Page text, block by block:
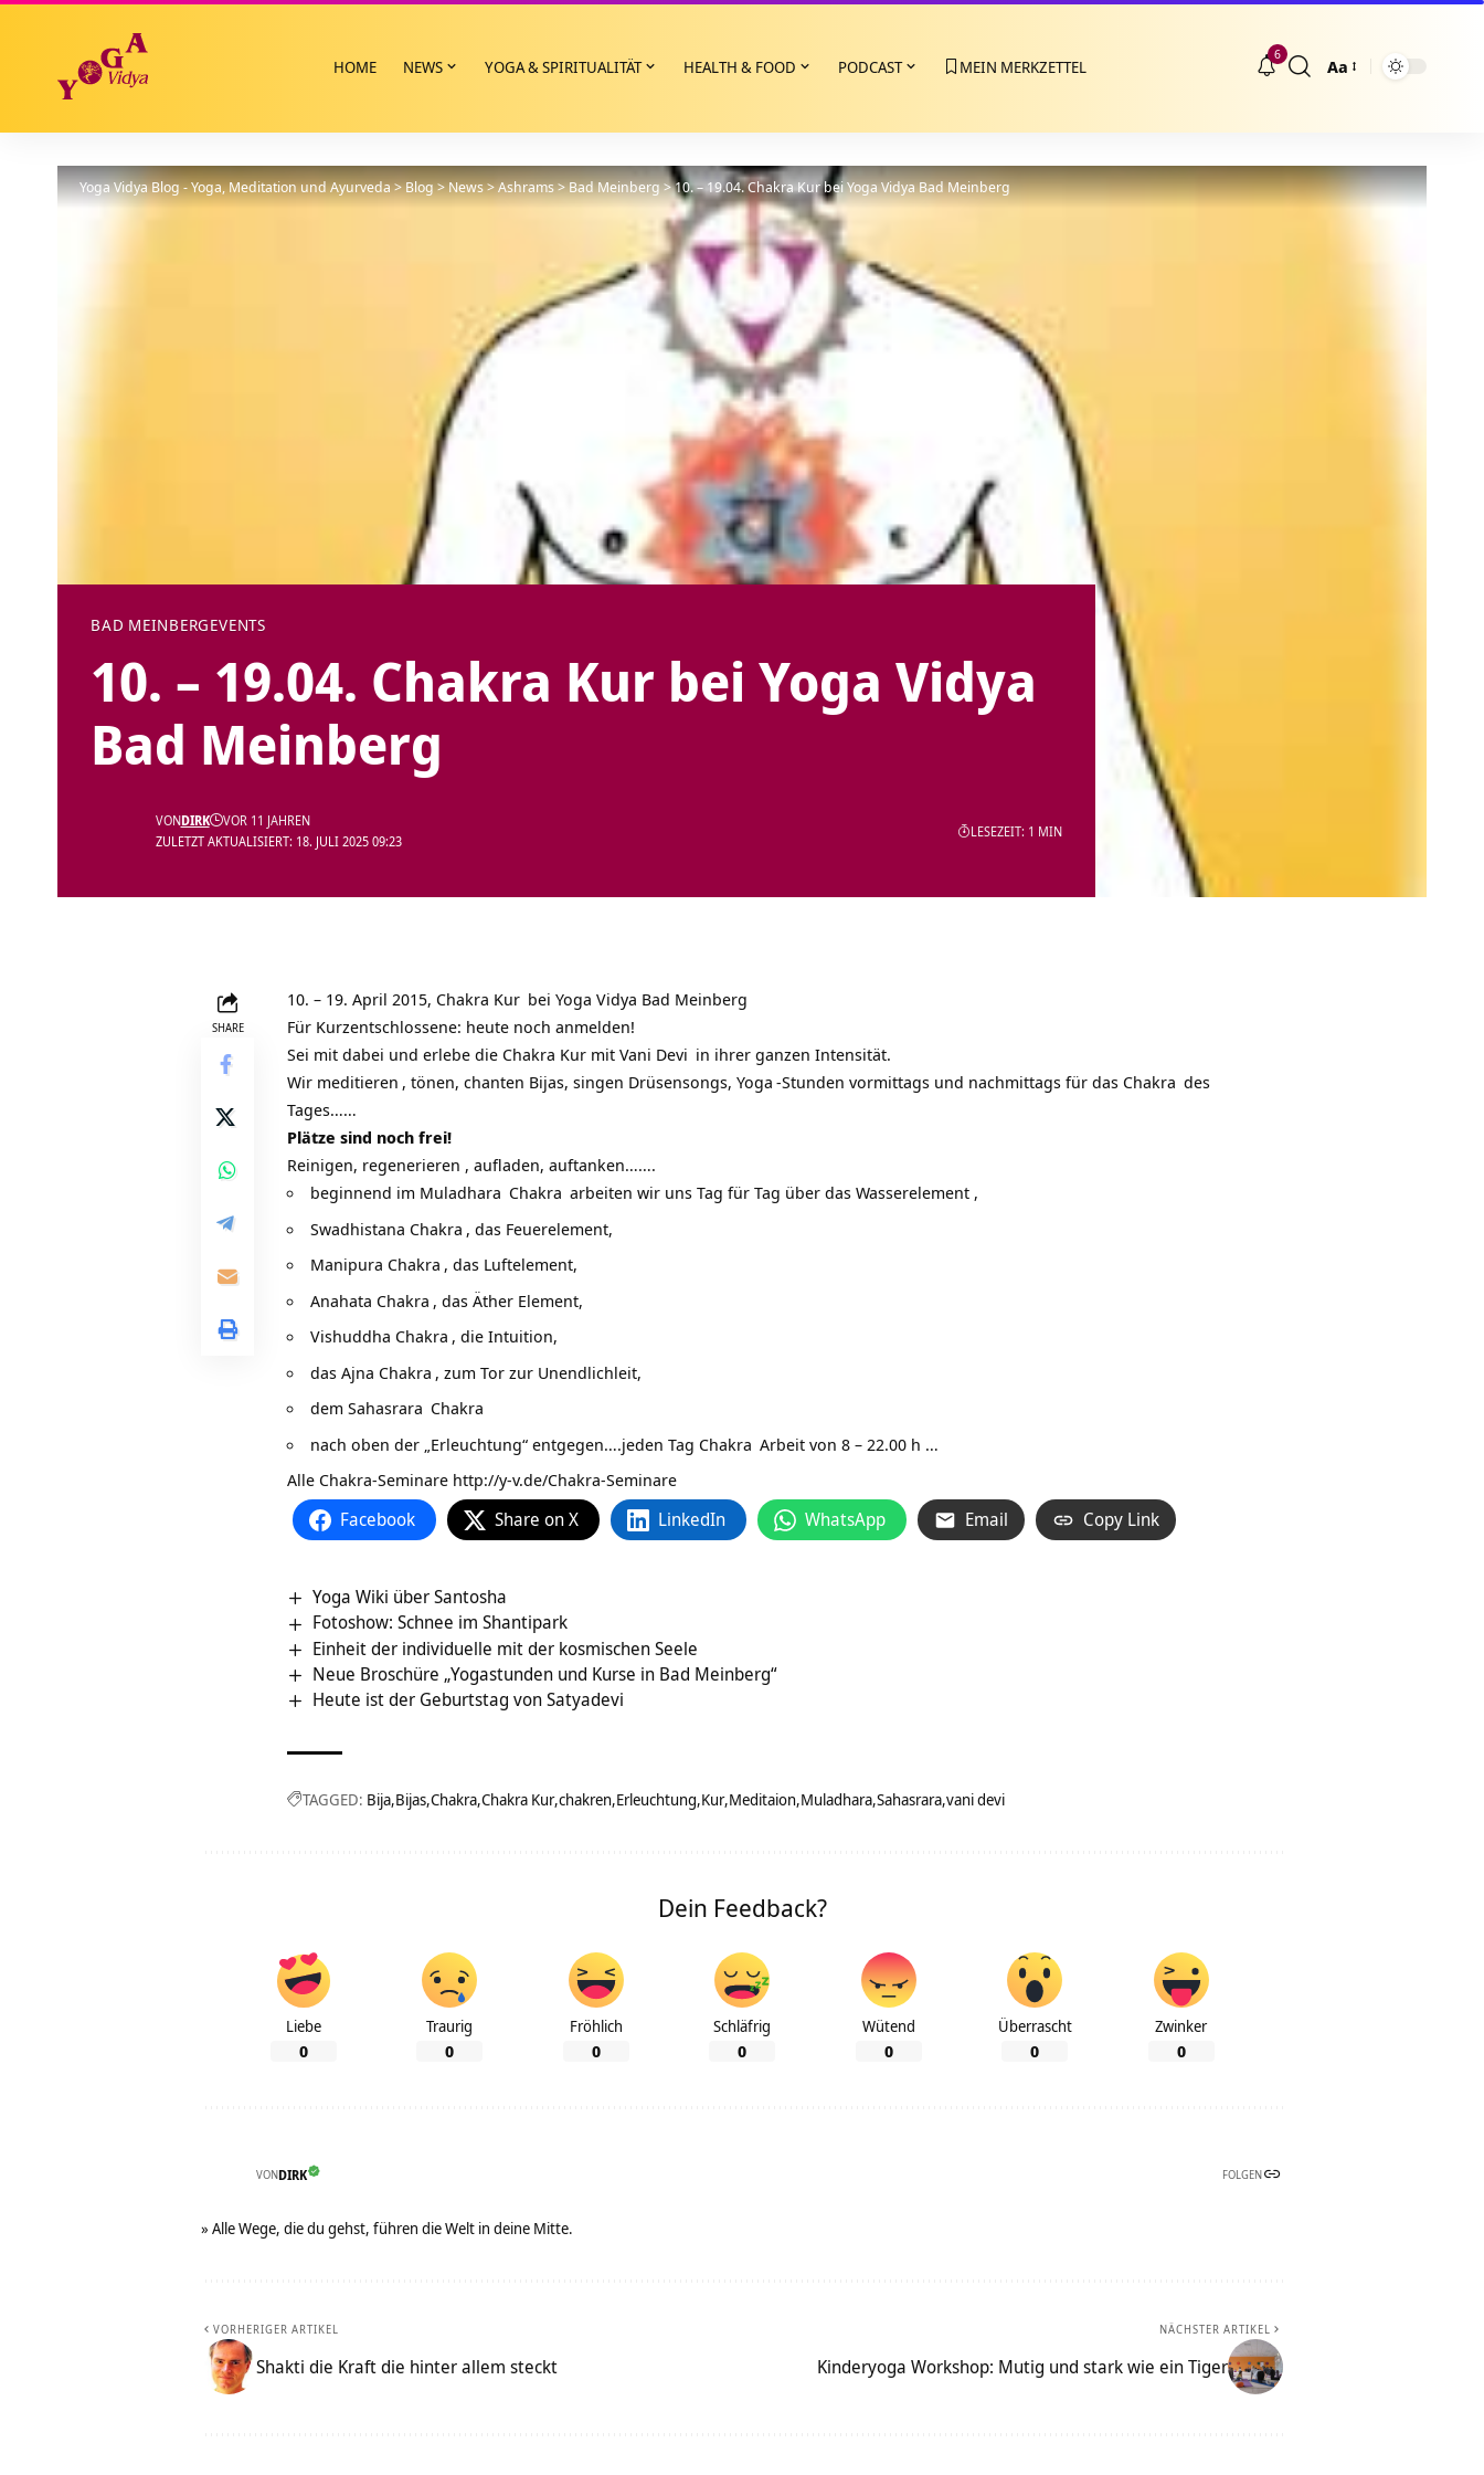
HOME NEWS YOGA & SPIRITUALITÄT HEALTH & FOOD PODCAST MEIN MERKZETTEL
6
Größenänderung
Aa
Yoga Vidya Blog - Yoga, Meditation und Ayurveda>Blog>News>Ashrams>Bad Meinberg>10. – 19.04. Chakra Kur bei Yoga Vidya Bad Meinberg
BAD MEINBERGEVENTS
10. – 19.04. Chakra Kur bei Yoga Vidya
Bad Meinberg
ZULETZT AKTUALISIERT: 18. JULI 2025 09:23
VONDIRK VOR 11 JAHREN
LESEZEIT: 1 MIN
SHARE
10. – 19. April 2015, Chakra Kur bei Yoga Vidya Bad Meinberg
Für Kurzentschlossene: heute noch anmelden!
Sei mit dabei und erlebe die Chakra Kur mit Vani Devi in ihrer ganzen Intensität.
Wir meditieren , tönen, chanten Bijas, singen Drüsensongs, Yoga -Stunden vormittags und nachmittags für das Chakra des
Tages……
Plätze sind noch frei!
Reinigen, regenerieren , aufladen, auftanken…….
beginnend im Muladhara Chakra arbeiten wir uns Tag für Tag über das Wasserelement ,
Swadhistana Chakra , das Feuerelement,
Manipura Chakra , das Luftelement,
Anahata Chakra , das Äther Element,
Vishuddha Chakra , die Intuition,
das Ajna Chakra , zum Tor zur Unendlichleit,
dem Sahasrara Chakra
nach oben der „Erleuchtung“ entgegen….jeden Tag Chakra Arbeit von 8 – 22.00 h …
Alle Chakra-Seminare http://y-v.de/Chakra-Seminare
Facebook Share on X LinkedIn WhatsApp Email Copy Link
Yoga Wiki über Santosha
Fotoshow: Schnee im Shantipark
Einheit der individuelle mit der kosmischen Seele
Neue Broschüre „Yogastunden und Kurse in Bad Meinberg“
Heute ist der Geburtstag von Satyadevi
TAGGED: Bija Bijas Chakra Chakra Kur chakren Erleuchtung Kur Meditaion Muladhara Sahasrara vani devi
Dein Feedback?
Liebe
0
Traurig
0
Fröhlich
0
Schläfrig
0
Wütend
0
Überrascht
0
Zwinker
0
VONDIRK FOLGEN
» Alle Wege, die du gehst, führen die Welt in deine Mitte.
VORHERIGER ARTIKEL
Shakti die Kraft die hinter allem steckt
NÄCHSTER ARTIKEL
Kinderyoga Workshop: Mutig und stark wie ein Tiger